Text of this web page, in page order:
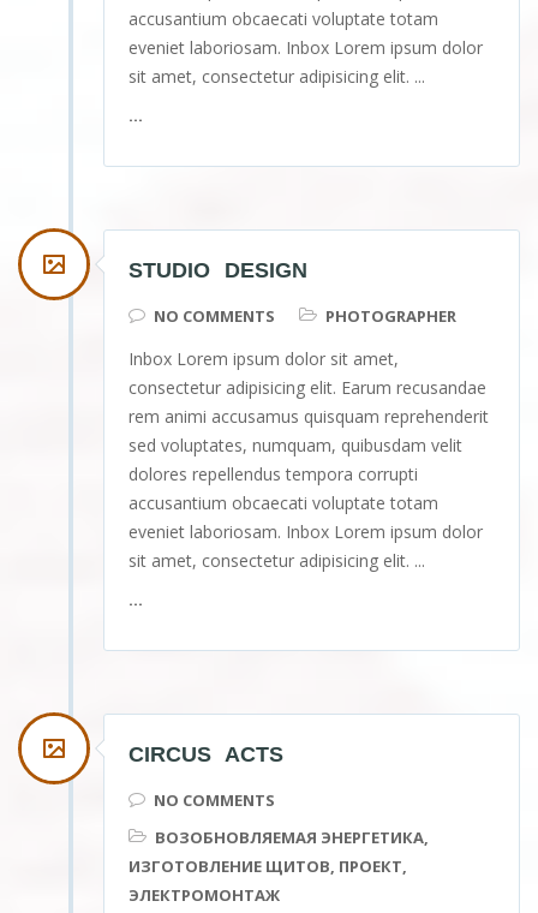
accusantium obcaecati voluptate totam
eveniet laboriosam. Inbox Lorem ipsum dolor
sit amet, consectetur adipisicing elit. ...
...
STUDIO DESIGN
NO COMMENTS PHOTOGRAPHER
Inbox Lorem ipsum dolor sit amet,
consectetur adipisicing elit. Earum recusandae
rem animi accusamus quisquam reprehenderit
sed voluptates, numquam, quibusdam velit
dolores repellendus tempora corrupti
accusantium obcaecati voluptate totam
eveniet laboriosam. Inbox Lorem ipsum dolor
sit amet, consectetur adipisicing elit. ...
...
СIRCUS ACTS
NO COMMENTS
ВОЗОБНОВЛЯЕМАЯ ЭНЕРГЕТИКА,
ИЗГОТОВЛЕНИЕ ЩИТОВ, ПРОЕКТ,
ЭЛЕКТРОМОНТАЖ